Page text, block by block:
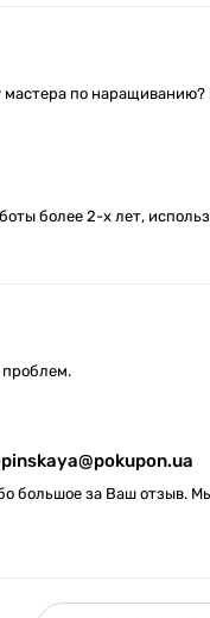
мастера по
более 2-х лет,
проблем.
большое за Ваш отзыв.